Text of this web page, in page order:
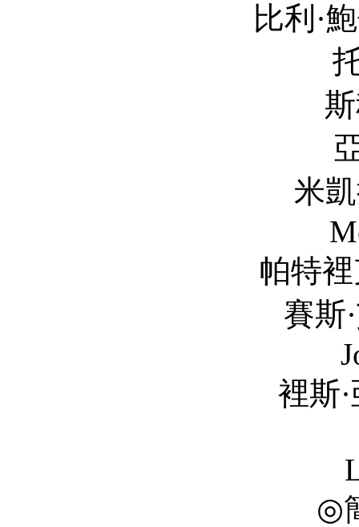
比利·鮑伯·松
托馬斯·
斯科特·
亞當·比
米凱拉·麥
帕特裡克·薩
賽斯·艾薩克
裡斯·亞歷山
Luisa
◎